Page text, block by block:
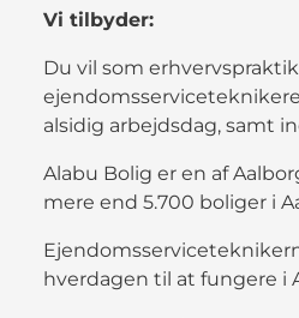
Vi tilbyder:
Du vil som
alsidig arbejdsdag, samt
Alabu Bolig er en af
mere end 5.700 boliger i
hverdagen til at fungere i